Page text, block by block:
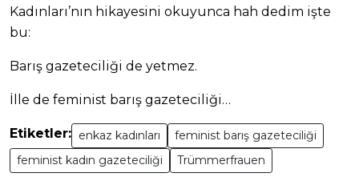
Kadınları’nın hikayesini okuyunca hah dedim işte
bu:
Barış gazeteciliği de yetmez.
İlle de feminist barış gazeteciliği…
Etiketler: enkaz kadınları
feminist barış gazeteciliği
feminist kadın gazeteciliği
Trümmerfrauen